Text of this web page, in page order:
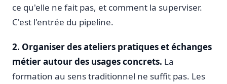
ce qu'elle ne fait pas, et comment la superviser.
C'est l'entrée du pipeline.
2. Organiser des ateliers pratiques et échanges
métier autour des usages concrets. La
formation au sens traditionnel ne suffit pas. Les